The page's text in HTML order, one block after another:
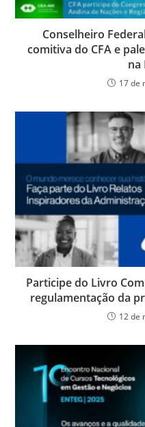
Conselheiro
comitiva do CFA e
na
17 de
Participe do Livro
regulamentação da
12 de